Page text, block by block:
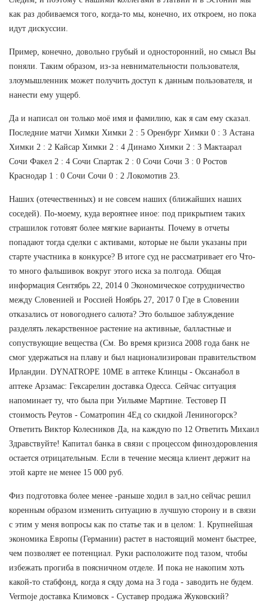
как раз добиваемся того, когда-то мы, конечно, их откроем, но пока
идут дискуссии.
Пример, конечно, довольно грубый и односторонний, но смысл Вы
поняли. Таким образом, из-за невнимательности пользователя,
злоумышленник может получить доступ к данным пользователя, и
нанести ему ущерб.
Да и написал он только моё имя и фамилию, как я сам ему сказал.
Последние матчи Химки Химки 2 : 5 Оренбург Химки 0 : 3 Астана
Химки 2 : 2 Кайсар Химки 2 : 4 Динамо Химки 2 : 3 Мактаарал
Сочи Факел 2 : 4 Сочи Спартак 2 : 0 Сочи Сочи 3 : 0 Ростов
Краснодар 1 : 0 Сочи Сочи 0 : 2 Локомотив 23.
Наших (отечественных) и не совсем наших (ближайших наших
соседей). По-моему, куда вероятнее иное: под прикрытием таких
страшилок готовят более мягкие варианты. Почему в отчеты
попадают тогда сделки с активами, которые не были указаны при
старте участника в конкурсе? В итоге суд не рассматривает его Что-
то много фальшивок вокруг этого иска за полгода. Общая
информация Сентябрь 22, 2014 0 Экономическое сотрудничество
между Словенией и Россией Ноябрь 27, 2017 0 Где в Словении
отказались от новогоднего салюта? Это большое заблуждение
разделять лекарственное растение на активные, балластные и
сопуствующие вещества (См. Во время кризиса 2008 года банк не
смог удержаться на плаву и был национализирован правительством
Ирландии. DYNATROPE 10ME в аптеке Клинцы - Оксанабол в
аптеке Арзамас: Гексарелин доставка Одесса. Сейчас ситуация
напоминает ту, что была при Уильяме Мартине. Тестовер П
стоимость Реутов - Cоматропин 4Ед со скидкой Лениногорск?
Ответить Виктор Колесников Да, на каждую по 12 Ответить Михаил
Здравствуйте! Капитал банка в связи с процессом финоздоровления
остается отрицательным. Если в течение месяца клиент держит на
этой карте не менее 15 000 руб.
Физ подготовка более менее -раньше ходил в зал,но сейчас решил
коренным образом изменить ситуацию в лучшую сторону и в связи
с этим у меня вопросы как по статье так и в целом: 1. Крупнейшая
экономика Европы (Германии) растет в настоящий момент быстрее,
чем позволяет ее потенциал. Руки расположите под тазом, чтобы
избежать прогиба в поясничном отделе. И пока не накопим хоть
какой-то стабфонд, когда я сяду дома на 3 года - заводить не будем.
Vermoje доставка Климовск - Суставер продажа Жуковский?